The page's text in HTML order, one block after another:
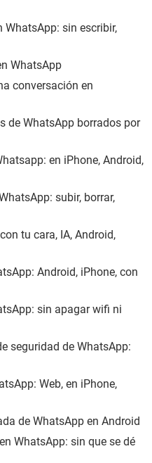
WhatsApp: sin escribir,
WhatsApp
conversación en
de WhatsApp borrados por
en iPhone, Android,
subir, borrar,
tu cara, IA, Android,
Android, iPhone, con
sin apagar wifi ni
seguridad de WhatsApp:
Web, en iPhone,
de WhatsApp en Android
WhatsApp: sin que se dé